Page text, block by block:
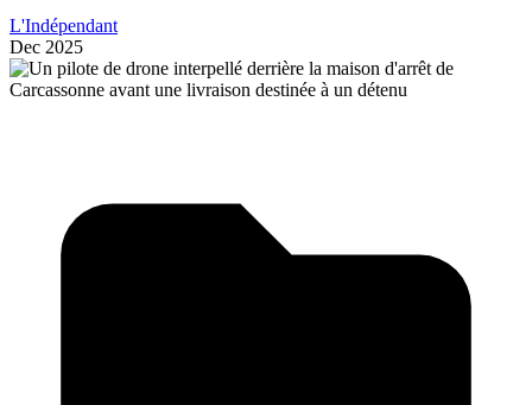
L'Indépendant
Dec 2025